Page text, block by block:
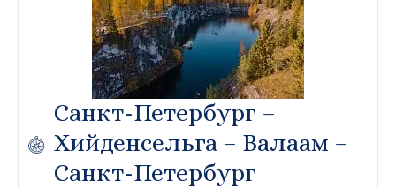
Санкт-Петербург –
Хийденсельга – Валаам –
Санкт-Петербург